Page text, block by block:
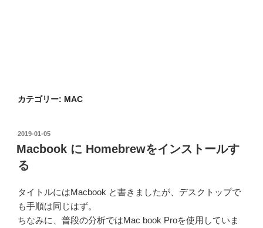
カテゴリー: MAC
投
稿
日:
2019-01-05
Macbook に Homebrewをインストールす
る
タイトルにはMacbook と書きましたが、デスクトップで
も手順は同じはず。
ちなみに、普段の分析ではMac book Proを使用していま